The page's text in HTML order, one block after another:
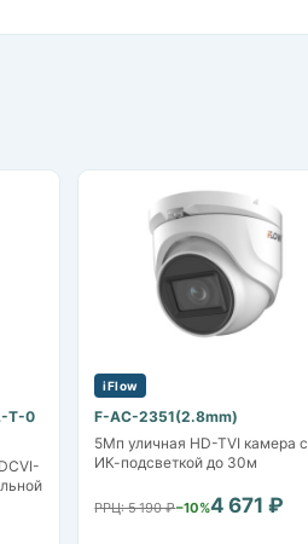
T-0
iFlow
F-AC-2351(2.8mm)
5Мп уличная HD-TVI камера с
ИК-подсветкой до 30м
РРЦ: 5 190 ₽−10%4 671 ₽